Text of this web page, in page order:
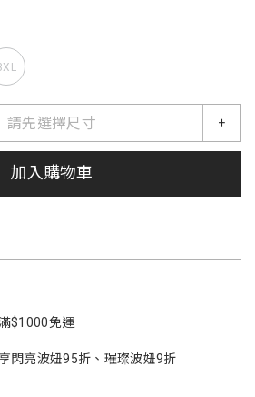
請先選擇尺寸 +
加入購物車
$1000免運
閃亮波妞95折、璀璨波妞9折